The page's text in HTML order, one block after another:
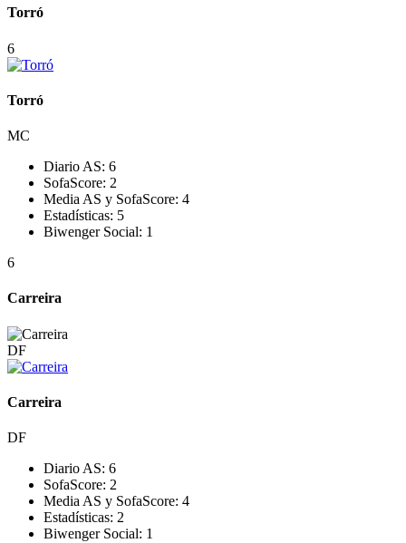
Torró
6
Torró
MC
Diario AS: 6
SofaScore: 2
Media AS y SofaScore: 4
Estadísticas: 5
Biwenger Social: 1
6
Carreira
DF
Carreira
DF
Diario AS: 6
SofaScore: 2
Media AS y SofaScore: 4
Estadísticas: 2
Biwenger Social: 1